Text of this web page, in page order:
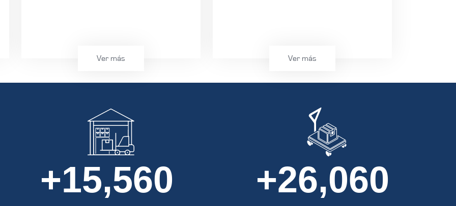
Se cuenta con áreas especiales para manejo de
carga de mercancía de exportación como una
zona estéril que incluye áreas para armado de
vuelo, garantizando la seguridad de la carga
aérea de exportación. También cuenta con áreas
los almacenes. Para garantizar la seguridad de
la carga, se cuenta con: máquinas de trazas ETD,
rayos X para mercancía de exportación, rejas de
Ver más
Experiencia de más de 30 años en el manejo de
Grupo AAACESA cuenta con experiencia de más
de 30 años en el manejo de productos
farmacéuticos. Se cuenta con 9 cámaras frías
aduana , donde 6 de ellas son exclusivas para
productos farmacéuticos; lo cual permite
ofrecer un servicio de calidad en el resguardo de
Ver más
+15,560 +26,060